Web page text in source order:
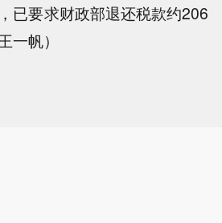
已要求财政部退还税款约206
一帆）